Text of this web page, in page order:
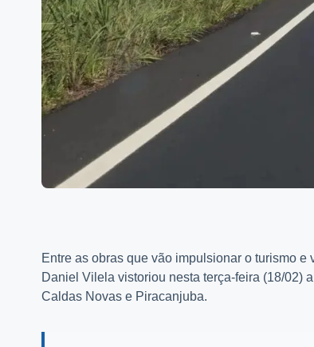
Entre as obras que vão impulsionar o turismo
Daniel Vilela vistoriou nesta terça-feira (18/02)
Caldas Novas e Piracanjuba.